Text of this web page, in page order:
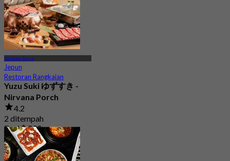
Saphan Sung
Jepun
Restoran Rangkaian
Yuzu Suki ゆずすき -
Nirvana Porch
4.2
2 ditempah
Dari฿ 830